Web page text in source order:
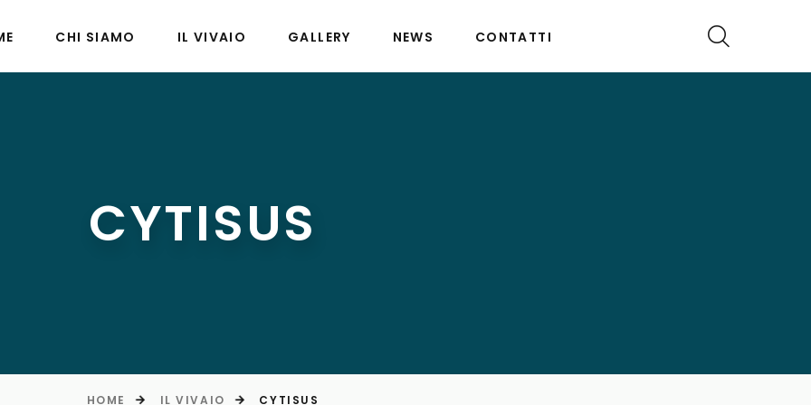
CHI SIAMO IL VIVAIO GALLERY NEWS CONTATTI
CYTISUS
HOME IL VIVAIO CYTISUS